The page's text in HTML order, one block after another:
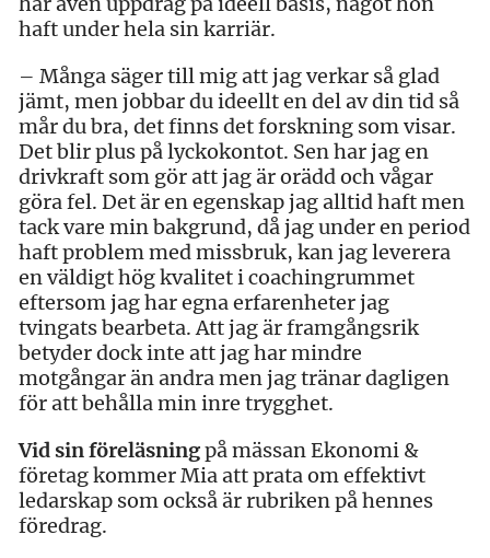
haft under hela sin karriär.
– Många säger till mig att jag verkar så glad
jämt, men jobbar du ideellt en del av din tid så
mår du bra, det finns det forskning som visar.
Det blir plus på lyckokontot. Sen har jag en
drivkraft som gör att jag är orädd och vågar
göra fel. Det är en egenskap jag alltid haft men
tack vare min bakgrund, då jag under en period
haft problem med missbruk, kan jag leverera
en väldigt hög kvalitet i coachingrummet
eftersom jag har egna erfarenheter jag
tvingats bearbeta. Att jag är framgångsrik
betyder dock inte att jag har mindre
motgångar än andra men jag tränar dagligen
för att behålla min inre trygghet.
Vid sin föreläsningpå mässan Ekonomi &
företag kommer Mia att prata om effektivt
ledarskap som också är rubriken på hennes
föredrag.